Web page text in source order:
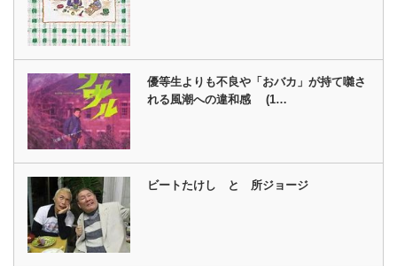
優等生よりも不良や「おバカ」が持て囃さ
れる風潮への違和感 (1…
ビートたけし と 所ジョージ